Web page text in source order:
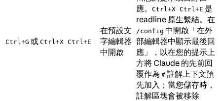
Ctrl+G 或 Ctrl+X Ctrl+E
在預設文
字編輯器
中開啟
應。
Ctrl+X Ctrl+E 是
readline 原生繫結。在
/config 中開啟「在外
部編輯器中顯示最後回
應」，以在您的提示上
方將 Claude 的先前回
覆作為 # 註解上下文預
先加入；當您儲存時，
註解區塊會被移除